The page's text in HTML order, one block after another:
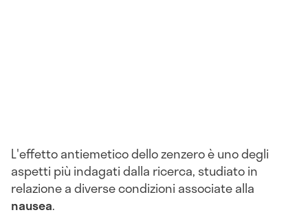
L'effetto antiemetico dello zenzero è uno degli
aspetti più indagati dalla ricerca, studiato in
relazione a diverse condizioni associate alla
nausea.